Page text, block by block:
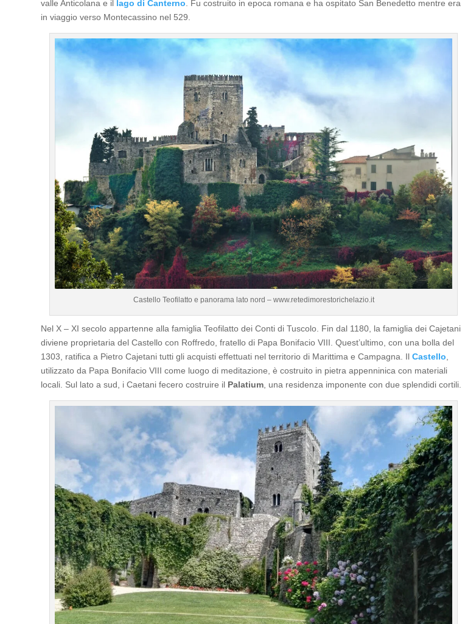
valle Anticolana e il lago di Canterno . Fu costruito in epoca romana e ha ospitato San Benedetto mentre era
in viaggio verso Montecassino nel 529.
Castello Teofilatto e panorama lato nord – www.retedimorestorichelazio.it
Nel X – XI secolo appartenne alla famiglia Teofilatto dei Conti di Tuscolo. Fin dal 1180, la famiglia dei Cajetani
diviene proprietaria del Castello con Roffredo, fratello di Papa Bonifacio VIII. Quest’ultimo, con una bolla del
1303, ratifica a Pietro Cajetani tutti gli acquisti effettuati nel territorio di Marittima e Campagna. IlCastello
utilizzato da Papa Bonifacio VIII come luogo di meditazione, è costruito in pietra appenninica con materiali
locali. Sul lato a sud, i Caetani fecero costruire il Palatium , una residenza imponente con due splendidi cortili.